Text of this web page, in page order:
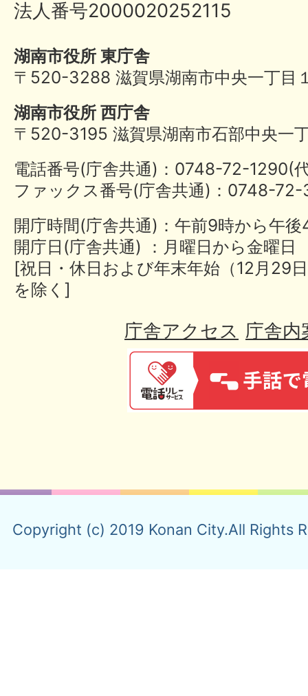
法人番号2000020252115
湖南市役所 東庁舎
〒520-3288 滋賀県湖南市中央一丁目
湖南市役所 西庁舎
〒520-3195 滋賀県湖南市石部中央一
電話番号(庁舎共通)：0748-72-
ファックス番号(庁舎共通)：0748-
開庁時間(庁舎共通)：午前9時から午
開庁日(庁舎共通) ：月曜日から金曜日
[祝日・休日および年末年始（12月29
を除く]
庁舎アクセス 庁舎内
Copyright (c) 2019 Konan City.All Rights